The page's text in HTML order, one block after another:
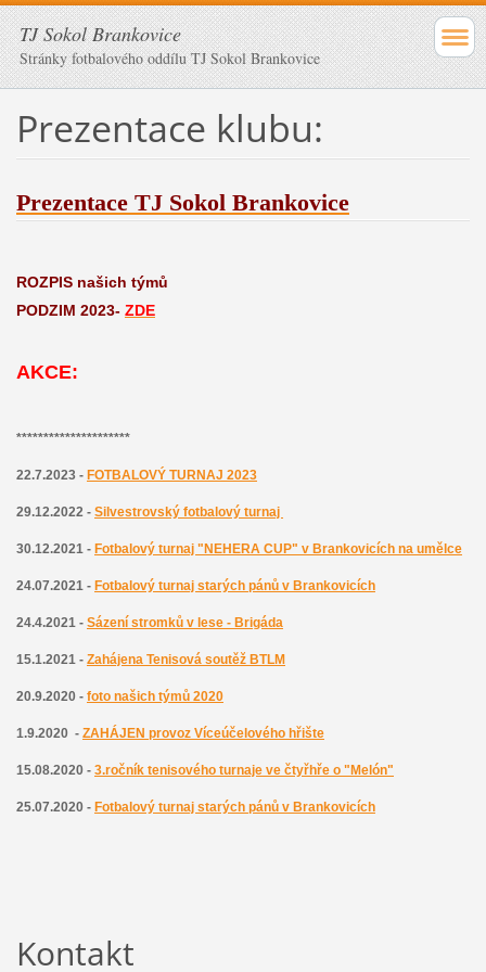
TJ Sokol Brankovice
Stránky fotbalového oddílu TJ Sokol Brankovice
Prezentace klubu:
Prezentace TJ Sokol Brankovice
ROZPIS našich týmů
PODZIM 2023- ZDE
AKCE:
*********************
22.7.2023 - FOTBALOVÝ TURNAJ 2023
29.12.2022 - Silvestrovský fotbalový turnaj
30.12.2021 - Fotbalový turnaj "NEHERA CUP" v Brankovicích na umělce
24.07.2021 - Fotbalový turnaj starých pánů v Brankovicích
24.4.2021 - Sázení stromků v lese - Brigáda
15.1.2021 - Zahájena Tenisová soutěž BTLM
20.9.2020 - foto našich týmů 2020
1.9.2020 - ZAHÁJEN provoz Víceúčelového hřište
15.08.2020 - 3.ročník tenisového turnaje ve čtyřhře o "Melón"
25.07.2020 - Fotbalový turnaj starých pánů v Brankovicích
Kontakt